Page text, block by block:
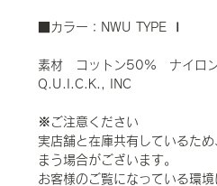
■カラー：NWU TYPE Ⅰ
素材 コットン50% ナイロ
Q.U.I.C.K., INC
※ご注意ください
実店舗と在庫共有しているた
まう場合がございます。
お客様のご覧になっている環